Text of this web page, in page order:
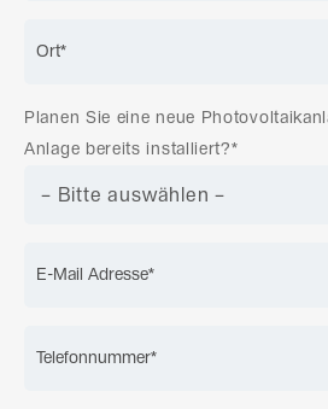
Planen Sie eine neue
Anlage bereits installiert?*